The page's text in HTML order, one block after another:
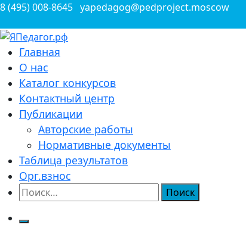
Перейти
содержимому
8 (495) 008-8645 yapedagog@pedproject.moscow
ЯПедагог.рф
Всероссийские конкурсы для педагогов
Главная
О нас
Каталог конкурсов
Контактный центр
Публикации
Авторские работы
Нормативные документы
Таблица результатов
Орг.взнос
Найти: